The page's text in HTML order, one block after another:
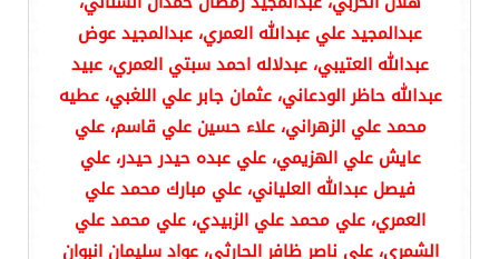
عبدالمجيد علي عبدالله العمري، عبدالمجيد عوض
عبدالله العتيبي، عبدلاله احمد سبتي العمري، عبيد
عبدالله حاظر الودعاني، عثمان جابر علي اللغبي، عطيه
محمد علي الزهراني، علاء حسين علي قاسم، علي
عايش علي الهزيمي، علي عبده حيدر حيدر، علي
فيصل عبدالله العلياني، علي مبارك محمد علي
العمري، علي محمد علي الزبيدي، علي محمد علي
الشمري، علي ناصر ظافر الحارثي، عواد سليمان انبوان